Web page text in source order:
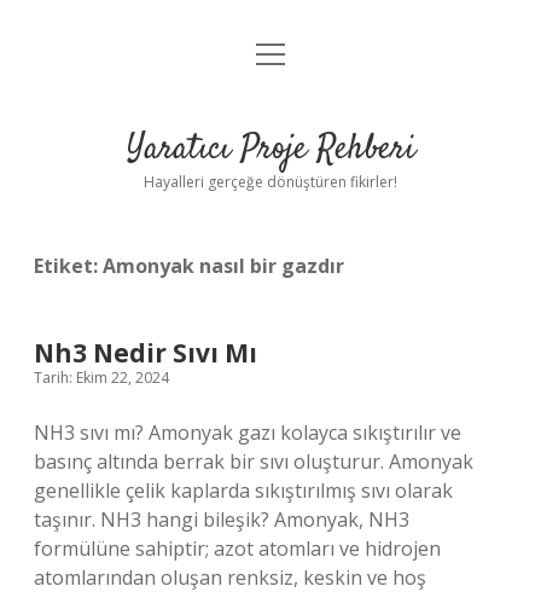
Anasayfa
Yasal Uyarı
menüyü
Yaratıcı Proje Rehberi
Hayalleri gerçeğe dönüştüren fikirler!
Etiket:Amonyak nasıl bir gazdır
Nh3 Nedir Sıvı Mı
Tarih: Ekim 22, 2024
NH3 sıvı mı? Amonyak gazı kolayca sıkıştırılır ve
basınç altında berrak bir sıvı oluşturur. Amonyak
genellikle çelik kaplarda sıkıştırılmış sıvı olarak
taşınır. NH3 hangi bileşik? Amonyak, NH3
formülüne sahiptir; azot atomları ve hidrojen
atomlarından oluşan renksiz, keskin ve hoş